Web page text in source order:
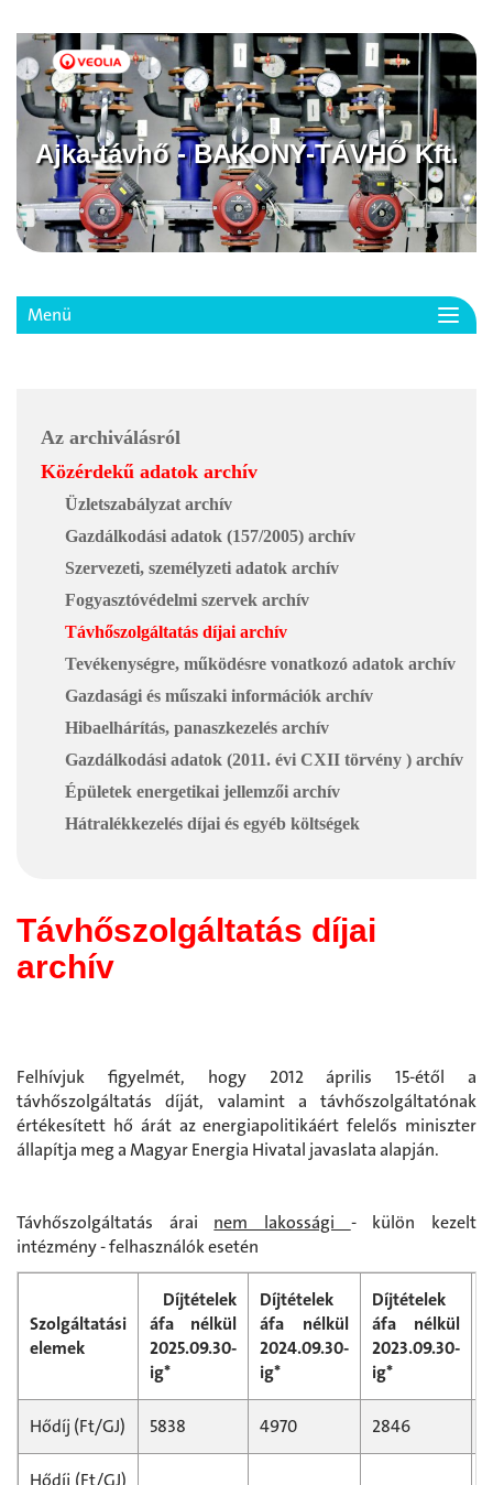
Ajka-távhő - BAKONY-TÁVHŐ Kft.
Menü
Az archiválásról
Közérdekű adatok archív
Üzletszabályzat archív
Gazdálkodási adatok (157/2005) archív
Szervezeti, személyzeti adatok archív
Fogyasztóvédelmi szervek archív
Távhőszolgáltatás díjai archív
Tevékenységre, működésre vonatkozó adatok archív
Gazdasági és műszaki információk archív
Hibaelhárítás, panaszkezelés archív
Gazdálkodási adatok (2011. évi CXII törvény ) archív
Épületek energetikai jellemzői archív
Hátralékkezelés díjai és egyéb költségek
Távhőszolgáltatás díjai
archív
Felhívjuk figyelmét, hogy 2012 április 15-étől a
távhőszolgáltatás díját, valamint a távhőszolgáltatónak
értékesített hő árát az energiapolitikáért felelős miniszter
állapítja meg a Magyar Energia Hivatal javaslata alapján.
Távhőszolgáltatás árai nem lakossági - külön kezelt
intézmény - felhasználók esetén
Szolgáltatási
elemek
Díjtételek
áfa nélkül
2025.09.30-
ig*
Díjtételek
áfa nélkül
2024.09.30-
ig*
Díjtételek
áfa nélkül
2023.09.30-
ig*
Hődíj (Ft/GJ) 5838 4970 2846
Hődíj (Ft/GJ)